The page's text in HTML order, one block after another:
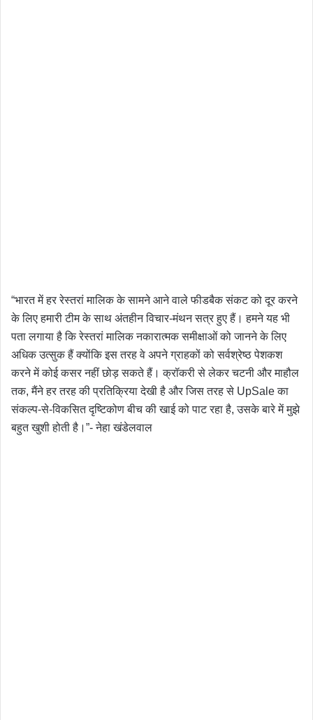
“भारत में हर रेस्तरां मालिक के सामने आने वाले फीडबैक संकट को दूर करने
के लिए हमारी टीम के साथ अंतहीन विचार-मंथन सत्र हुए हैं। हमने यह भी
पता लगाया है कि रेस्तरां मालिक नकारात्मक समीक्षाओं को जानने के लिए
अधिक उत्सुक हैं क्योंकि इस तरह वे अपने ग्राहकों को सर्वश्रेष्ठ पेशकश
करने में कोई कसर नहीं छोड़ सकते हैं। क्रॉकरी से लेकर चटनी और माहौल
तक, मैंने हर तरह की प्रतिक्रिया देखी है और जिस तरह से UpSale का
संकल्प-से-विकसित दृष्टिकोण बीच की खाई को पाट रहा है, उसके बारे में मुझे
बहुत खुशी होती है।”- नेहा खंडेलवाल